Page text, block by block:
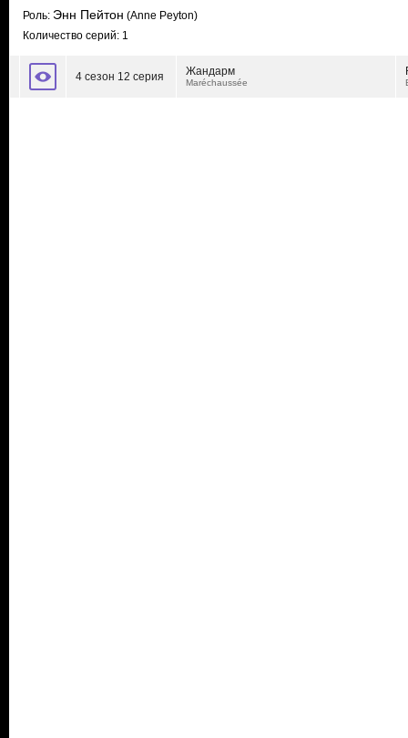
Роль: Энн Пейтон (Anne Peyton)
Количество серий: 1
4 сезон 12 серия Жандарм
Maréchaussée